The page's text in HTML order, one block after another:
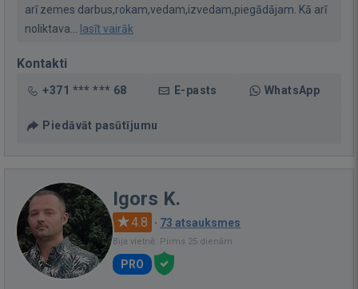
arī zemes darbus,rokam,vedam,izvedam,piegādājam. Kā arī
noliktava... lasīt vairāk
Kontakti
+371 *** *** 68 E-pasts WhatsApp
Piedāvāt pasūtījumu
Igors K.
4.8 · 73 atsauksmes
Bija vietnē: Pirms 25 dienām
PRO